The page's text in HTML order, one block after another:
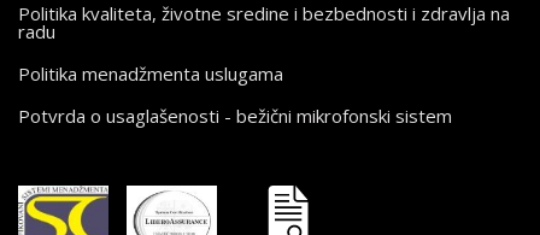
Politika kvaliteta, životne sredine i bezbednosti i zdravlja na
radu
Politika menadžmenta uslugama
Potvrda o usaglašenosti - bežični mikrofonski sistem